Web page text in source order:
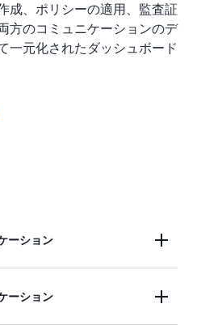
成、ポリシーの適用、監査証
方のコミュニケーションのデ
一元化されたダッシュボード
ーション
問題、危機管理などの重要
ーション